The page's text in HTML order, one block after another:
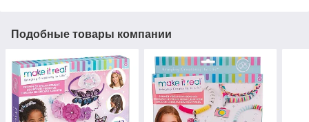
Подобные товары компании